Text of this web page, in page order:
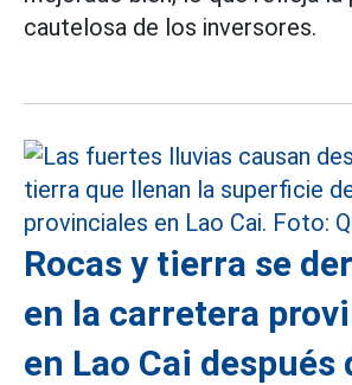
cautelosa de los inversores.
Rocas y tierra se
en la carretera
en Lao Cai después